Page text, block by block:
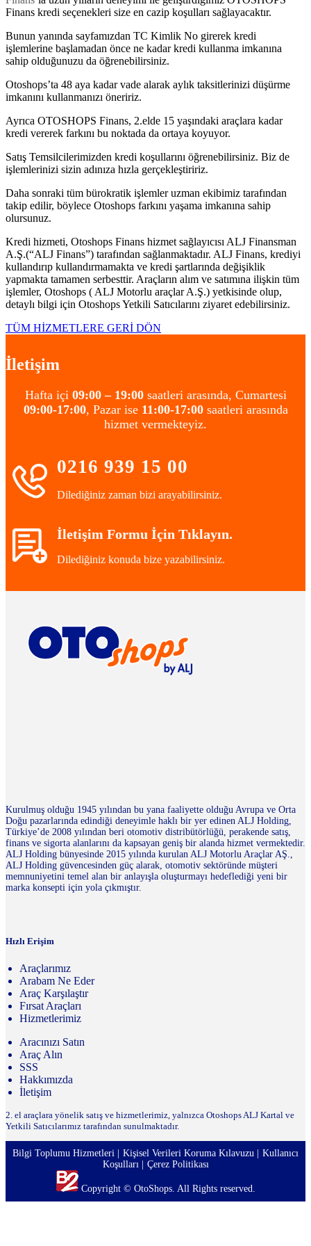
Finans kredi seçenekleri size en cazip koşulları sağlayacaktır.
Bunun yanında sayfamızdan TC Kimlik No girerek kredi
işlemlerine başlamadan önce ne kadar kredi kullanma imkanına
sahip olduğunuzu da öğrenebilirsiniz.
Otoshops’ta 48 aya kadar vade alarak aylık taksitlerinizi düşürme
imkanını kullanmanızı öneririz.
Ayrıca OTOSHOPS Finans, 2.elde 15 yaşındaki araçlara kadar
kredi vererek farkını bu noktada da ortaya koyuyor.
Satış Temsilcilerimizden kredi koşullarını öğrenebilirsiniz. Biz de
işlemlerinizi sizin adınıza hızla gerçekleştiririz.
Daha sonraki tüm bürokratik işlemler uzman ekibimiz tarafından
takip edilir, böylece Otoshops farkını yaşama imkanına sahip
olursunuz.
Kredi hizmeti, Otoshops Finans hizmet sağlayıcısı ALJ Finansman
A.Ş.(“ALJ Finans”) tarafından sağlanmaktadır. ALJ Finans, krediyi
kullandırıp kullandırmamakta ve kredi şartlarında değişiklik
yapmakta tamamen serbesttir. Araçların alım ve satımına ilişkin tüm
işlemler, Otoshops ( ALJ Motorlu araçlar A.Ş.) yetkisinde olup,
detaylı bilgi için Otoshops Yetkili Satıcılarını ziyaret edebilirsiniz.
TÜM HİZMETLERE GERİ DÖN
İletişim
Hafta içi 09:00 – 19:00saatleri arasında, Cumartesi
09:00-17:00, Pazar ise 11:00-17:00saatleri arasında
hizmet vermekteyiz.
0216 939 15 00
Dilediğiniz zaman bizi arayabilirsiniz.
İletişim Formu İçin Tıklayın.
Dilediğiniz konuda bize yazabilirsiniz.
Kurulmuş olduğu 1945 yılından bu yana faaliyette olduğu Avrupa ve Orta
Doğu pazarlarında edindiği deneyimle haklı bir yer edinen ALJ Holding,
Türkiye’de 2008 yılından beri otomotiv distribütörlüğü, perakende satış,
finans ve sigorta alanlarını da kapsayan geniş bir alanda hizmet vermektedir.
ALJ Holding bünyesinde 2015 yılında kurulan ALJ Motorlu Araçlar AŞ.,
ALJ Holding güvencesinden güç alarak, otomotiv sektöründe müşteri
memnuniyetini temel alan bir anlayışla oluşturmayı hedeflediği yeni bir
marka konsepti için yola çıkmıştır.
Hızlı Erişim
Araçlarımız
Arabam Ne Eder
Araç Karşılaştır
Fırsat Araçları
Hizmetlerimiz
Aracınızı Satın
Araç Alın
SSS
Hakkımızda
İletişim
2. el araçlara yönelik satış ve hizmetlerimiz, yalnızca Otoshops ALJ Kartal ve
Yetkili Satıcılarımız tarafından sunulmaktadır.
Copyright © OtoShops. All Rights reserved.
Bilgi Toplumu Hizmetleri Kişisel Verileri Koruma Kılavuzu
Kullanıcı
Koşulları
Çerez Politikası